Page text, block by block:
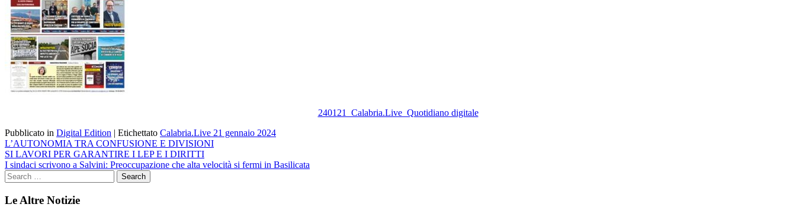
240121_Calabria.Live_Quotidiano digitale
Pubblicato in Digital Edition | Etichettato Calabria.Live 21 gennaio 2024
Navigazione
articoli
L’AUTONOMIA TRA CONFUSIONE E DIVISIONI
SI LAVORI PER GARANTIRE I LEP E I DIRITTI
I sindaci scrivono a Salvini: Preoccupazione che alta velocità si fermi in Basilicata
Le Altre Notizie